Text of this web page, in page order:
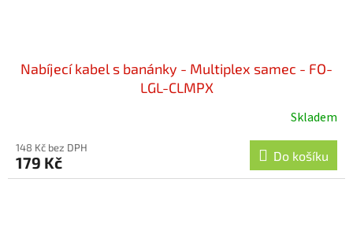
Nabíjecí kabel s banánky - Multiplex samec - FO-
LGL-CLMPX
Skladem
148 Kč bez DPH
179 Kč Do košíku